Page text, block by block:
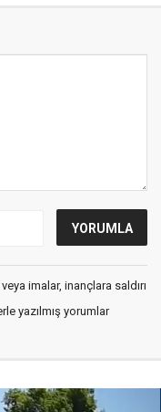
imalar, inançlara saldırı
yazılmış yorumlar